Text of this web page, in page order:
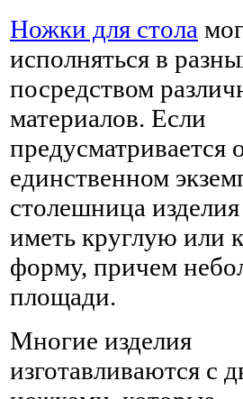
Ножки для стола
исполняться в
посредством
материалов. Если
предусматривается
единственном
столешница
иметь круглую или
форму, причем
площади.
Многие изделия
изготавливаются с